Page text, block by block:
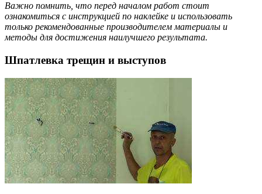
Важно помнить, что перед началом работ стоит
ознакомиться с инструкцией по наклейке и использовать
только рекомендованные производителем материалы и
методы для достижения наилучшего результата.
Шпатлевка трещин и выступов